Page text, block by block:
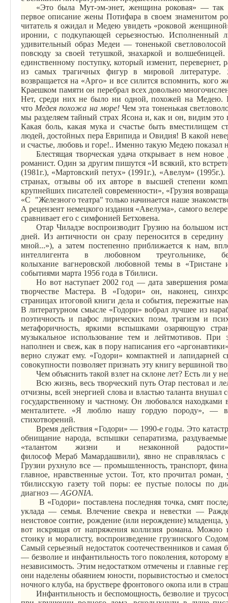
«Это была Мут-эм-энет, женщина роковая» — так
первое описание женыПотифара в своем знаменитом
читатель я ожидал и Медею увидеть «роковой
иронии, с подкупающей серьезностью. Исполненный
удивительный образ Медеи — тоненькой
повсюду за своей тетушкой, знахаркой и
единственному поступку, который изменит, перевернет,
из самых трагичных фигур в мировой
возвращается на «Арго» и все силится вспомнить, кого
Краешком памяти он перебрал всех довольно
Нет, среди них не было ни одной, похожей на Медею.
что Медея похожа на море! Чем эта тоненькая
мы разделяем тайный страх Ясона и, как и он, видим это
Какая боль, какая мука и счастье быть вместилищем
людей, достойных пера Еврипида и Овидия! В какой
и счастье, любовь и горе!.. Именно такую Медею показал
Блестящая творческая удача открывает в нем
романист. Один за другим пишутся «И всякий, кто
(1981г.), «Мартовский петух» (1991г.), «Авелум»
странах, отзывы об их авторе в высшей степени
крупнейших писателей современности», «Грузия
«С
"Железного театра" только начинается наше
А рецензент немецкого издания «Авелума», самого
сравнивает его с симфонией Бетховена.
ОтарЧиладзе воспроизводит Грузию на большом
дней. Из античности он сразу переносится в
мной...»), а затем постепенно приближается к нам,
интеллигента в любовном треугольнике,
колыхание вагнеровской любовной темы в «Тристане
событиями марта 1956 года в Тбилиси.
Но вот наступает 2002 год — дата завершения
творчестве Мастера. В «Годори» он, наконец,
страницах итоговой книги дела и события, пережитые
В литературном смысле «Годори» вобрал лучшее из
поэтичность и пафос лирических поэм, трагизм и
метафоричность, яркими вспышками озаряющую
музыкальное использование тем и лейтмотивов. При
наполнен и свеж, как в пору написания его «аргонавтики
верно служат ему. «Годори» компактней и лапидарней
совокупности позволяет признать эту книгу вершиной
Чем объяснить такой взлет на склоне лет? Есть ли у
Всю жизнь, весь творческий путь Отар пестовал и
отчизны, всей энергией слова и властью таланта внушал
государственному и частному. Он любовался
менталитете. «Я люблю нашу гордую породу», —
стихотворений.
Время действия «Годори» — 1990-е годы. Это
обнищание народа, вспышки сепаратизма,
«талантом жизни и незаконной
философМераб Мамардашвили), явно не справлялась
Грузии рухнуло все — промышленность, транспорт,
главное, нравственные устои. Тот, кто прочитал
тбилисскую газету той поры: ее пустые полосы по
диагноз — AGONIA.
В «Годори» поставлена последняя точка, смят
уклада — семья. Влечение свекра и невестки —
неистовое соитие, рождение (или нерождение) младенца,
вот искрящая от напряжения коллизия романа. Можно
стоику и моралисту, воспроизведение грузинского
Самый серьезный недостаток соотечественников и самая
— безволие и инфантильность того поколения, которому
независимость. Этим недостатком отмечены и главные
они наделены обаянием юности, порывистостью и
ночного клуба, на бруствере фронтового окопа или в
Инфантильность и беспомощность, безволие и